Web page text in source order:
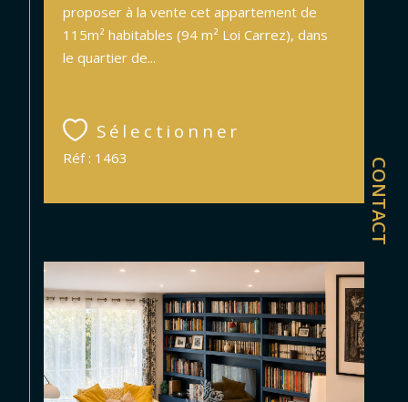
CONTACT
proposer à la vente cet appartement de
115m² habitables (94 m² Loi Carrez), dans
le quartier de...
Sélectionner
Réf : 1463